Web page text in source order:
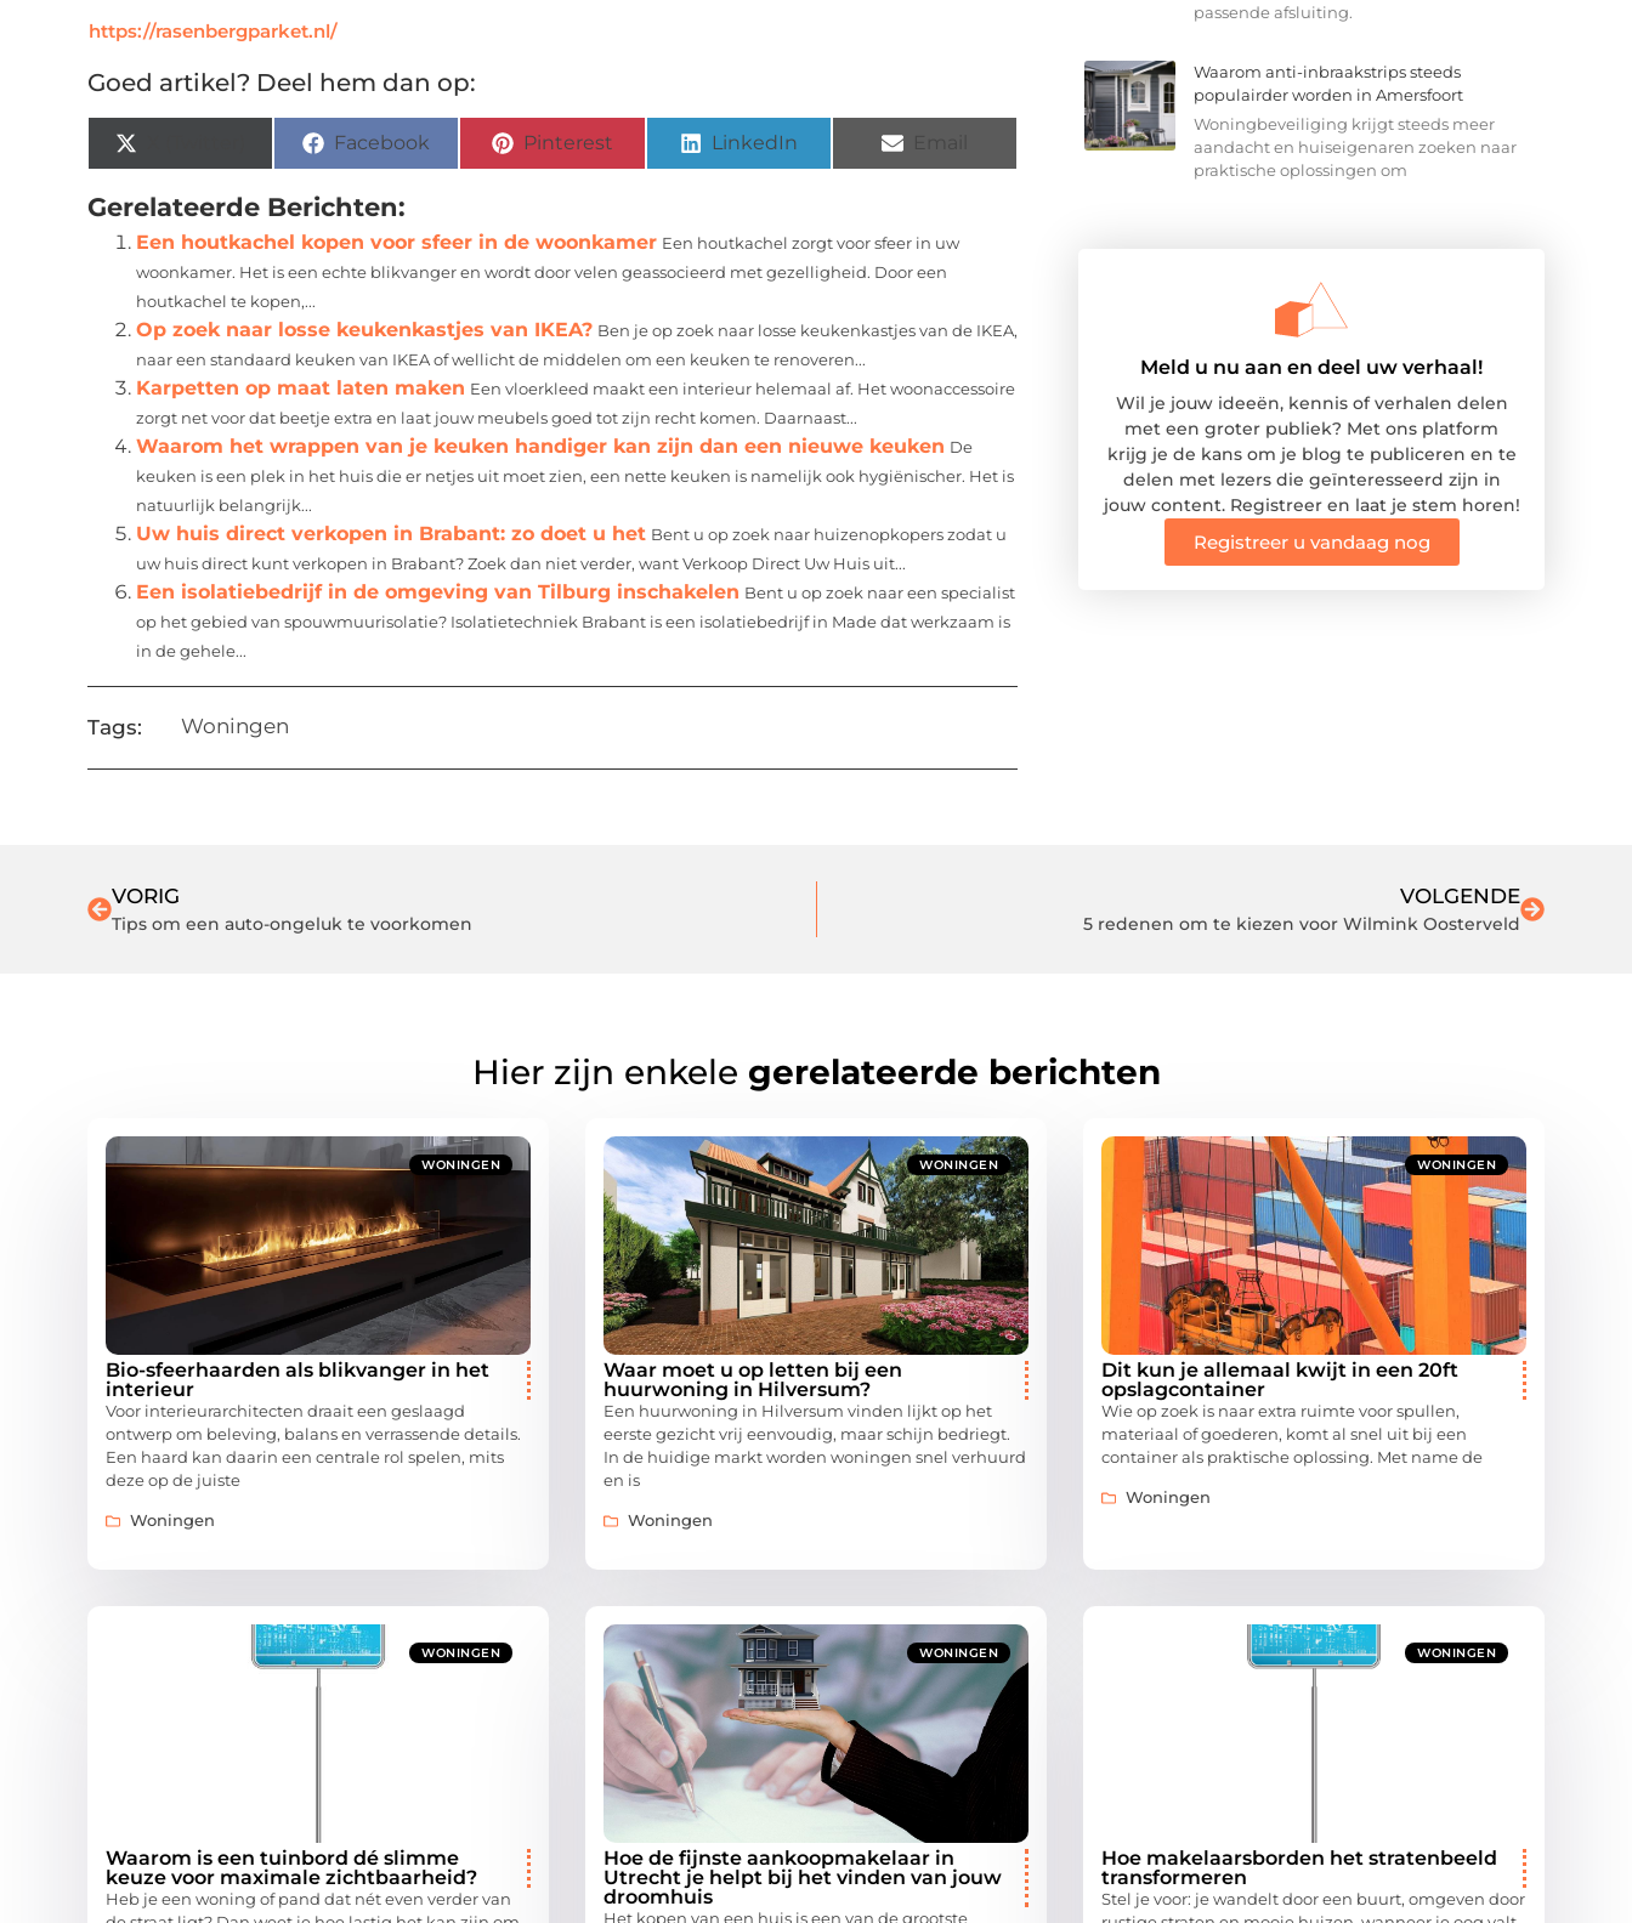
https://rasenbergparket.nl/
Goed artikel? Deel hem dan op:
Facebook Pinterest LinkedIn
Gerelateerde Berichten:
Een houtkachel kopen voor sfeer in de woonkamer Een houtkachel zorgt voor sfeer in uw
woonkamer. Het is een echte blikvanger en wordt door velen geassocieerd met gezelligheid. Door een
houtkachel te kopen,...
Op zoek naar losse keukenkastjes van IKEA? Ben je op zoek naar losse keukenkastjes van de IKEA,
naar een standaard keuken van IKEA of wellicht de middelen om een keuken te renoveren...
Karpetten op maat laten maken Een vloerkleed maakt een interieur helemaal af. Het woonaccessoire
zorgt net voor dat beetje extra en laat jouw meubels goed tot zijn recht komen. Daarnaast...
Waarom het wrappen van je keuken handiger kan zijn dan een nieuwe keuken De
keuken is een plek in het huis die er netjes uit moet zien, een nette keuken is namelijk ook hygiënischer. Het is
natuurlijk belangrijk...
Uw huis direct verkopen in Brabant: zo doet u het Bent u op zoek naar huizenopkopers zodat u
uw huis direct kunt verkopen in Brabant? Zoek dan niet verder, want Verkoop Direct Uw Huis uit...
Een isolatiebedrijf in de omgeving van Tilburg inschakelen Bent u op zoek naar een specialist
op het gebied van spouwmuurisolatie? Isolatietechniek Brabant is een isolatiebedrijf in Made dat werkzaam is
in de gehele...
Tags: Woningen
passende afsluiting.
Waarom anti-inbraakstrips steeds
populairder worden in Amersfoort
Woningbeveiliging krijgt steeds meer
aandacht en huiseigenaren zoeken naar
praktische oplossingen om
Meld u nu aan en deel uw verhaal!
Wil je jouw ideeën, kennis of verhalen delen
met een groter publiek? Met ons platform
krijg je de kans om je blog te publiceren en te
delen met lezers die geïnteresseerd zijn in
jouw content. Registreer en laat je stem horen!
Registreer u vandaag nog
VORIG
Tips om een auto-ongeluk te voorkomen
VOLGENDE
5 redenen om te kiezen voor Wilmink Oosterveld
Hier zijn enkele gerelateerde berichten
WONINGEN
Bio-sfeerhaarden als blikvanger in het
interieur
Voor interieurarchitecten draait een geslaagd
ontwerp om beleving, balans en verrassende details.
Een haard kan daarin een centrale rol spelen, mits
deze op de juiste
Woningen
WONINGEN
Waar moet u op letten bij een
huurwoning in Hilversum?
Een huurwoning in Hilversum vinden lijkt op het
eerste gezicht vrij eenvoudig, maar schijn bedriegt.
In de huidige markt worden woningen snel verhuurd
en is
Woningen
WONINGEN
Dit kun je allemaal kwijt in een 20ft
opslagcontainer
Wie op zoek is naar extra ruimte voor spullen,
materiaal of goederen, komt al snel uit bij een
container als praktische oplossing. Met name de
Woningen
WONINGEN
Waarom is een tuinbord dé slimme
keuze voor maximale zichtbaarheid?
Heb je een woning of pand dat nét even verder van
WONINGEN
Hoe de fijnste aankoopmakelaar in
Utrecht je helpt bij het vinden van jouw
droomhuis
Het kopen van een huis is een van de grootste
WONINGEN
Hoe makelaarsborden het stratenbeeld
transformeren
Stel je voor: je wandelt door een buurt, omgeven door